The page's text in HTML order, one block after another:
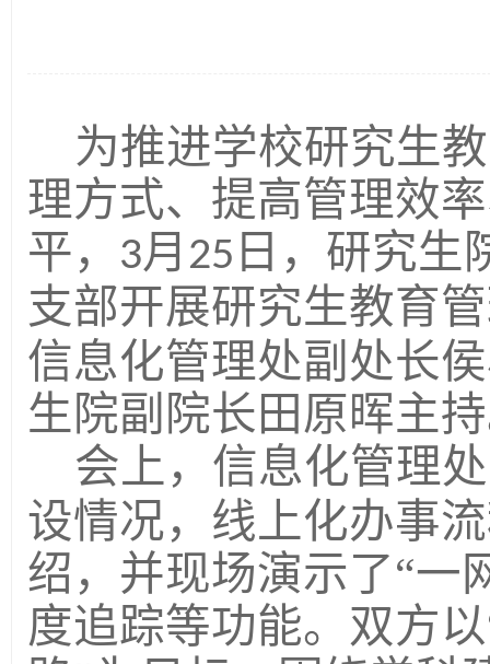
为推进学校研究生
理方式、提高管理效
平，
3月 25 日，研究生
支部开展研究生教育
信息化管理处副处长
生院副院长田原晖主
会上，信息化管理
设情况，线上化办事
绍，并现场演示了“一
度追踪等功能。双方